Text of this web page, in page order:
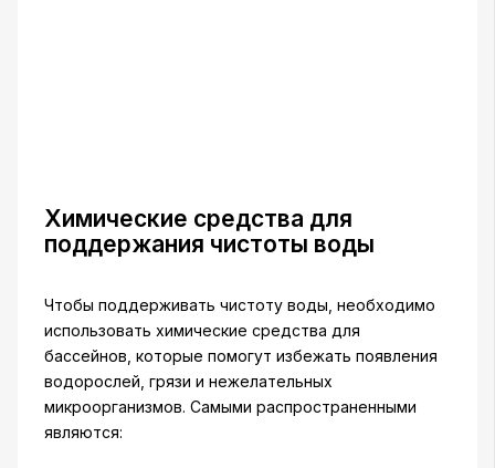
Химические средства для
поддержания чистоты воды
Чтобы поддерживать чистоту воды, необходимо
использовать химические средства для
бассейнов, которые помогут избежать появления
водорослей, грязи и нежелательных
микроорганизмов. Самыми распространенными
являются: